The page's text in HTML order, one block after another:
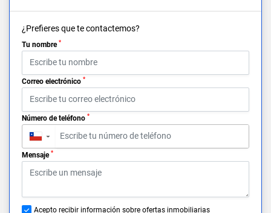
¿Prefieres que te contactemos?
Tu nombre *
Correo electrónico *
Número de teléfono *
▼
Mensaje *
Acepto recibir información sobre ofertas inmobiliarias